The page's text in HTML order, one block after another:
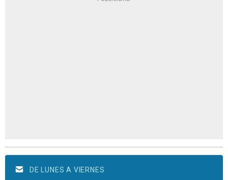
DE LUNES A VIERNES